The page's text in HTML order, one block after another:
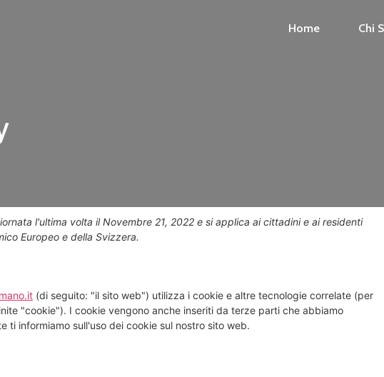
Home Chi
l'ultima volta il Novembre 21, 2022 e si applica ai cittadini e ai residenti
Europeo e della Svizzera.
(di seguito: "il sito web") utilizza i cookie e altre tecnologie correlate (per
"cookie"). I cookie vengono anche inseriti da terze parti che abbiamo
ti informiamo sull'uso dei cookie sul nostro sito web.